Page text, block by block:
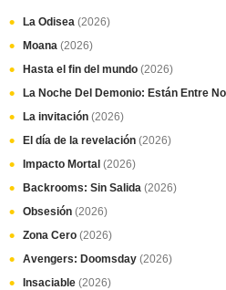
La Odisea (2026)
Moana (2026)
Hasta el fin del mundo (2026)
La Noche Del Demonio: Están Entre
La invitación (2026)
El día de la revelación (2026)
Impacto Mortal (2026)
Backrooms: Sin Salida (2026)
Obsesión (2026)
Zona Cero (2026)
Avengers: Doomsday (2026)
Insaciable (2026)